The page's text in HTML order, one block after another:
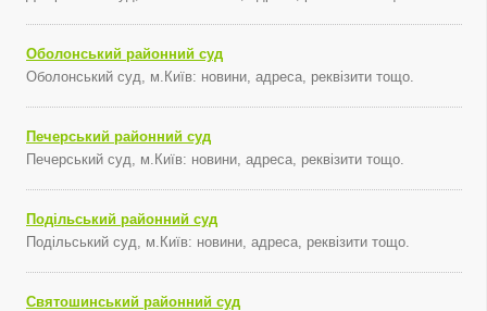
Оболонський районний суд
Оболонський суд, м.Київ: новини, адреса, реквізити тощо.
Печерський районний суд
Печерський суд, м.Київ: новини, адреса, реквізити тощо.
Подільський районний суд
Подільський суд, м.Київ: новини, адреса, реквізити тощо.
Святошинський районний суд